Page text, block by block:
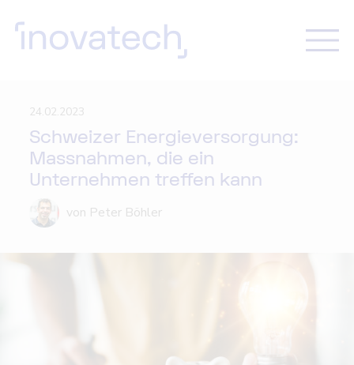
24.02.2023
Schweizer Energieversorgung:
Massnahmen, die ein
Unternehmen treffen kann
von Peter Böhler